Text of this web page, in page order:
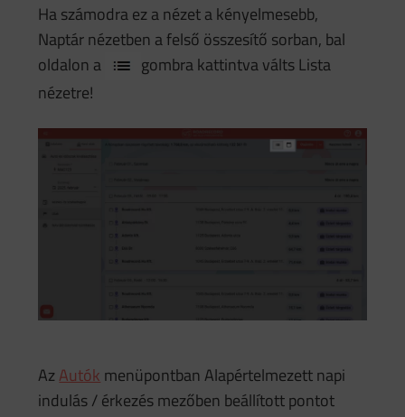
Ha számodra ez a nézet a kényelmesebb,
Naptár nézetben a felső összesítő sorban, bal
oldalon a
gombra kattintva válts Lista
nézetre!
AzAutók menüpontban Alapértelmezett napi
indulás / érkezés mezőben beállított pontot